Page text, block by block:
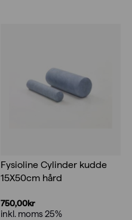
Fysioline Cylinder kudde
15X50cm hård
750,00kr
inkl. moms 25%